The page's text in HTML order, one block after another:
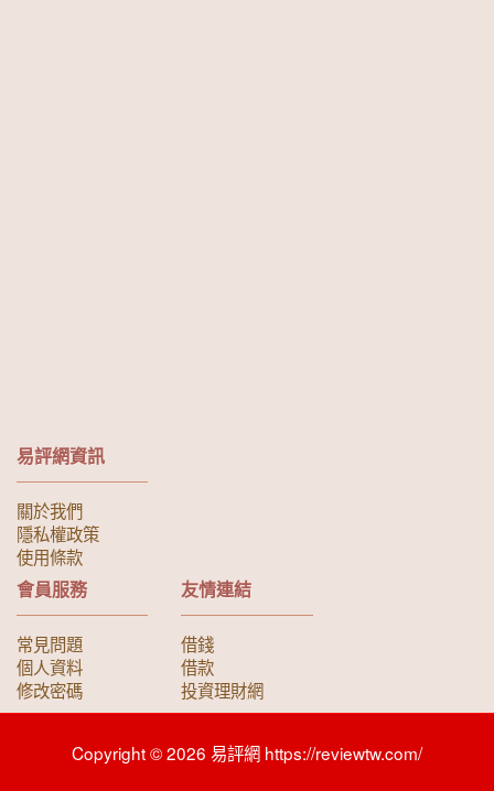
易評網資訊
關於我們
隱私權政策
使用條款
會員服務
常見問題
個人資料
修改密碼
友情連結
借錢
借款
投資理財網
Copyright © 2026 易評網 https://reviewtw.com/